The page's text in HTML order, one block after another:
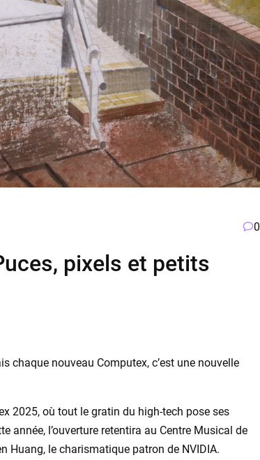
0
pixels et petits
chaque nouveau Computex, c’est une nouvelle
2025, où tout le gratin du high-tech pose ses
année, l’ouverture retentira au Centre Musical de
Huang, le charismatique patron de NVIDIA.